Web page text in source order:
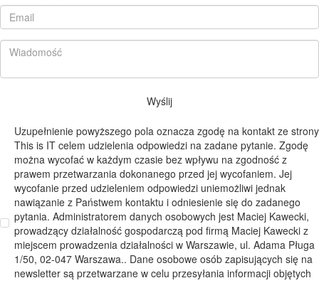
Wyślij
Uzupełnienie powyższego pola oznacza zgodę na kontakt ze strony
This is IT celem udzielenia odpowiedzi na zadane pytanie. Zgodę
można wycofać w każdym czasie bez wpływu na zgodność z
prawem przetwarzania dokonanego przed jej wycofaniem. Jej
wycofanie przed udzieleniem odpowiedzi uniemożliwi jednak
nawiązanie z Państwem kontaktu i odniesienie się do zadanego
pytania. Administratorem danych osobowych jest Maciej Kawecki,
prowadzący działalność gospodarczą pod firmą Maciej Kawecki z
miejscem prowadzenia działalności w Warszawie, ul. Adama Pługa
1/50, 02-047 Warszawa.. Dane osobowe osób zapisujących się na
newsletter są przetwarzane w celu przesyłania informacji objętych